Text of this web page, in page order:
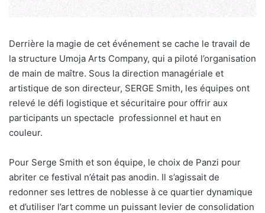
Derrière la magie de cet événement se cache le travail de
la structure Umoja Arts Company, qui a piloté l’organisation
de main de maître. Sous la direction managériale et
artistique de son directeur, SERGE Smith, les équipes ont
relevé le défi logistique et sécuritaire pour offrir aux
participants un spectacle professionnel et haut en
couleur.
Pour Serge Smith et son équipe, le choix de Panzi pour
abriter ce festival n’était pas anodin. Il s’agissait de
redonner ses lettres de noblesse à ce quartier dynamique
et d’utiliser l’art comme un puissant levier de consolidation